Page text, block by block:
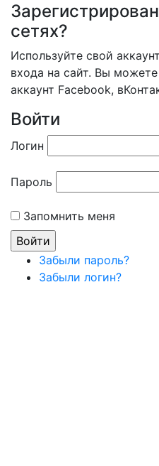
сетях?
Используйте свой
входа на сайт. Вы
аккаунт Facebook,
Войти
Логин
Пароль
Запомнить меня
Забыли пароль?
Забыли логин?